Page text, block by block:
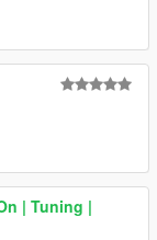
| Tuning |